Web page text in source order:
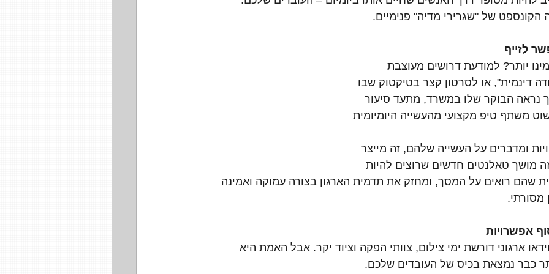
הקונספט של "שגרירי מדיה" פנימיים.
לזייף
יותר? למודעת דרושים מעוצבת
דינמית", או לסרטון קצר בטיקטוק שבו
נראה הבוקר שלו במשרד, מתעד סיעור
משתף טיפ מקצועי מהעשייה היומיומית
ומדברים על העשייה שלהם, זה מייצר
מושך טאלנטים חדשים שרוצים להיות
שהם רואים על המסך, ומחזק את תדמית הארגון בצורה עמוקה ואמינה
מסורתי.
אפשרויות
ארגוני דורשת ימי צילום, צוותי הפקה וציוד יקר. אבל האמת היא
כבר נמצאת בכיס של העובדים שלכם.